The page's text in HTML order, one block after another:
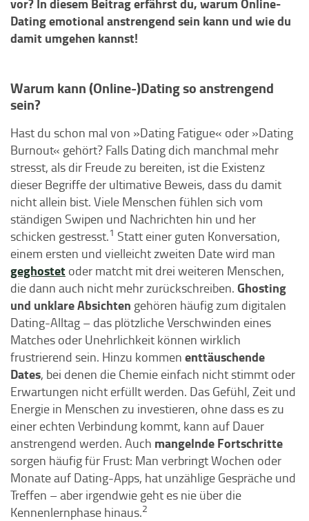
Dating emotional anstrengend sein kann und wie du
damit umgehen kannst!
Warum kann (Online-)Dating so anstrengend
sein?
Hast du schon mal von »Dating Fatigue« oder »Dating
Burnout« gehört? Falls Dating dich manchmal mehr
stresst, als dir Freude zu bereiten, ist die Existenz
dieser Begriffe der ultimative Beweis, dass du damit
nicht allein bist. Viele Menschen fühlen sich vom
ständigen Swipen und Nachrichten hin und her
schicken gestresst.1 Statt einer guten Konversation,
einem ersten und vielleicht zweiten Date wird man
geghostet oder matcht mit drei weiteren Menschen,
die dann auch nicht mehr zurückschreiben. Ghosting
und unklare Absichten gehören häufig zum digitalen
Dating-Alltag – das plötzliche Verschwinden eines
Matches oder Unehrlichkeit können wirklich
frustrierend sein. Hinzu kommen enttäuschende
Dates, bei denen die Chemie einfach nicht stimmt oder
Erwartungen nicht erfüllt werden. Das Gefühl, Zeit und
Energie in Menschen zu investieren, ohne dass es zu
einer echten Verbindung kommt, kann auf Dauer
anstrengend werden. Auch mangelnde Fortschritte
sorgen häufig für Frust: Man verbringt Wochen oder
Monate auf Dating-Apps, hat unzählige Gespräche und
Treffen – aber irgendwie geht es nie über die
Kennenlernphase hinaus.2